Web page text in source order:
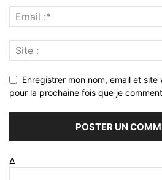
Enregistrer mon nom, email et
pour la prochaine fois que je
Δ